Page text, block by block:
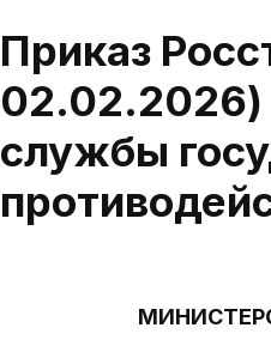
Приказ
службы